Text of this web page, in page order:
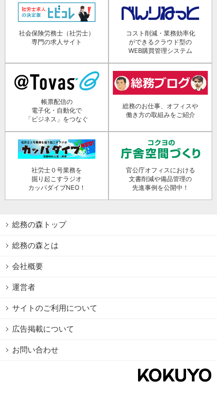
社会保険労務士（社労士）
専門の求人サイト
コスト削減・業務効率化
ができるクラウド型の
WEB購買管理システム
帳票配信の
電子化・自動化で
「ビジネス」をつなぐ
総務のお仕事、オフィスや
働き方の取組みをご紹介
社労士０号業務を
掘り起こすラジオ
カッパダイブNEO！
官公庁オフィスにおける
文書削減や備品管理の
先進事例を公開中！
総務の森トップ
総務の森とは
会社概要
運営者
サイトのご利用について
広告掲載について
お問い合わせ